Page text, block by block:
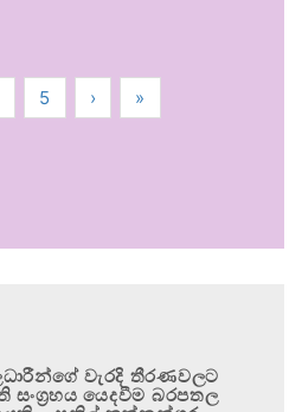
5 › »
වැරදි තීරණවලට
යෙදවීම බරපතල